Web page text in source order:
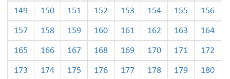
149 150 151 152 153 154 155 156
157 158 159 160 161 162 163 164
165 166 167 168 169 170 171 172
173 174 175 176 177 178 179 180